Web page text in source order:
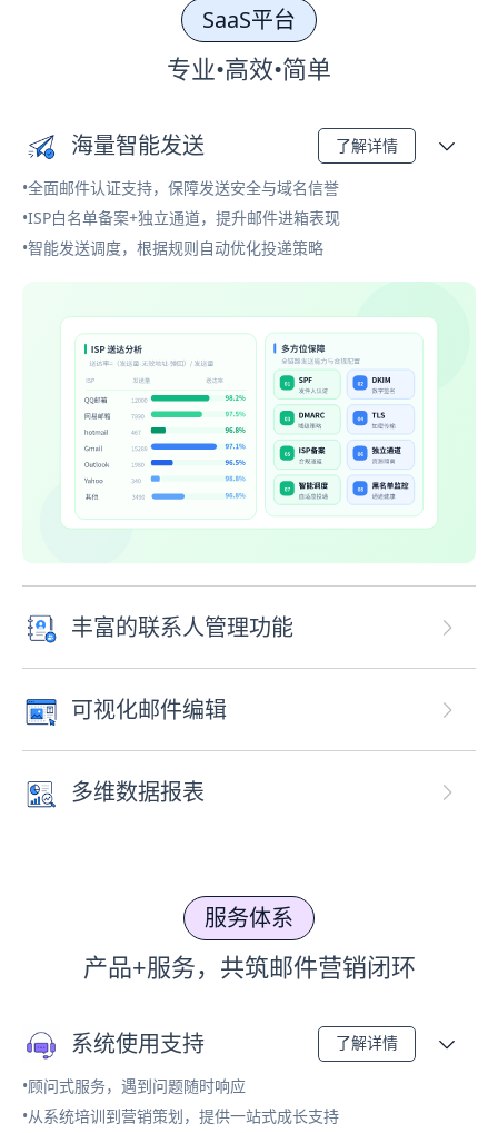
SaaS平台
专业•高效•简单
海量智能发送 了解详情
•全面邮件认证支持，保障发送安全与域名信誉
•ISP白名单备案+独立通道，提升邮件进箱表现
•智能发送调度，根据规则自动优化投递策略
丰富的联系人管理功能
可视化邮件编辑
多维数据报表
服务体系
产品+服务，共筑邮件营销闭环
系统使用支持 了解详情
•顾问式服务，遇到问题随时响应
•从系统培训到营销策划，提供一站式成长支持